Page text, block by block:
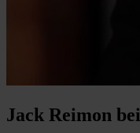
Jack Reimon